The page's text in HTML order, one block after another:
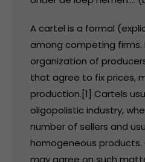
A cartel is a formal
among competing firms.
organization of
that agree to fix prices,
production.[1] Cartels
oligopolistic industry,
number of sellers and
homogeneous
may agree on such